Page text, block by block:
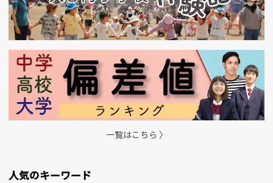
一覧はこちら 〉
人気のキーワード